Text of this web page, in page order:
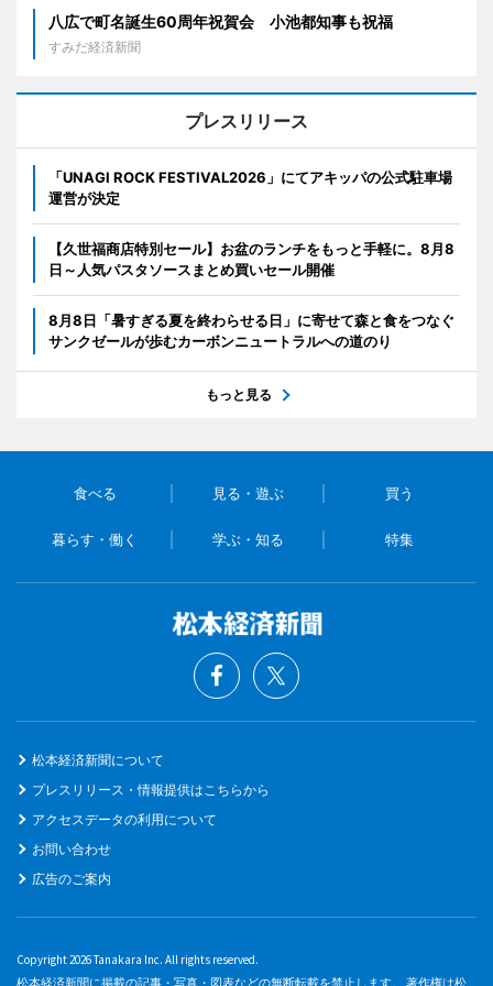
八広で町名誕生60周年祝賀会 小池都知事も祝福
すみだ経済新聞
プレスリリース
「UNAGI ROCK FESTIVAL2026」にてアキッパの公式駐車場
運営が決定
【久世福商店特別セール】お盆のランチをもっと手軽に。8月8
日～人気パスタソースまとめ買いセール開催
8月8日「暑すぎる夏を終わらせる日」に寄せて森と食をつなぐ
サンクゼールが歩むカーボンニュートラルへの道のり
もっと見る
食べる 見る・遊ぶ 買う
暮らす・働く 学ぶ・知る 特集
松本経済新聞について
プレスリリース・情報提供はこちらから
アクセスデータの利用について
お問い合わせ
広告のご案内
Copyright 2026 Tanakara Inc. All rights reserved.
松本経済新聞に掲載の記事・写真・図表などの無断転載を禁止します。 著作権は松